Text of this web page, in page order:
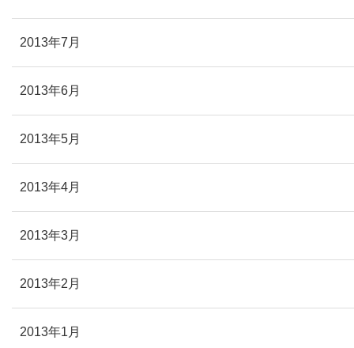
2013年7月
2013年6月
2013年5月
2013年4月
2013年3月
2013年2月
2013年1月